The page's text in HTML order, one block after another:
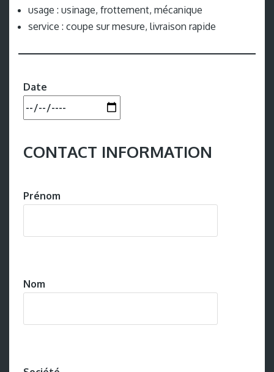
usage : usinage, frottement, mécanique
service : coupe sur mesure, livraison rapide
Date
CONTACT INFORMATION
Prénom
Nom